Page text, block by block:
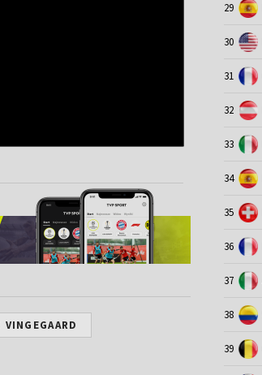
29
30
31
32
33
34
35
36
37
38
39